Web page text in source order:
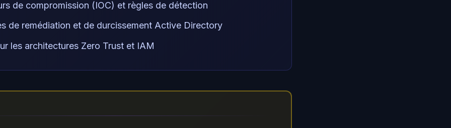
de compromission (IOC) et règles de détection
de remédiation et de durcissement Active Directory
les architectures Zero Trust et IAM